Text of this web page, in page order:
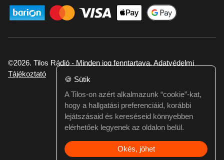
©2026. Tilos Rádió - Minden jog fenntartava. Adatvédelmi
Tájékoztató
Ha hibát találtál vagy kérdésed van itt jelezd:
webmester@tilos.hu
🍪 Sütik
A Tilos-on azért alkalmazunk “cookie”-kat,
hogy a hallgatási preferenciáid, korábbi
lejátszásaid és kereséseid könnyebben
elérhetőek legyenek az oldalon belül.
Okés, jöhet